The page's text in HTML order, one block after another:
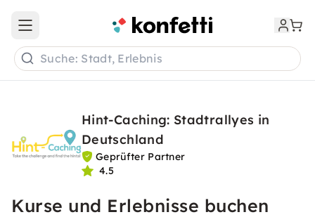
Open main menu
Suche: Stadt, Erlebnis
Hint-Caching: Stadtrallyes in
Deutschland
Geprüfter Partner
4.5
Kurse und Erlebnisse buchen